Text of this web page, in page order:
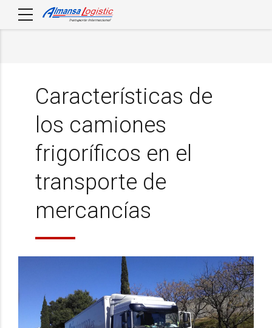
Características de
los camiones
frigoríficos en el
transporte de
mercancías